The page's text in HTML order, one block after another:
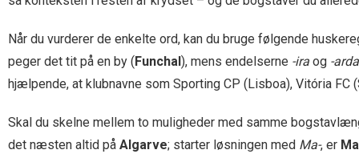
Når du vurderer de enkelte ord, kan du bruge følgende
peger det tit på en by (Funchal), mens endelserne -ira og -arda
hjælpende, at klubnavne som Sporting CP (Lisboa), Vitória
Skal du skelne mellem to muligheder med samme
det næsten altid på Algarve; starter løsningen med Ma-, er